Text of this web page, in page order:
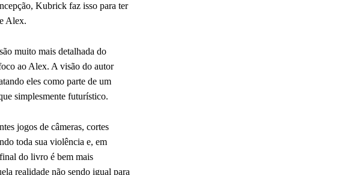
Kubrick faz isso para ter
Alex.
muito mais detalhada do
ao Alex. A visão do autor
eles como parte de um
simplesmente futurístico.
jogos de câmeras, cortes
toda sua violência e, em
do livro é bem mais
realidade não sendo igual para